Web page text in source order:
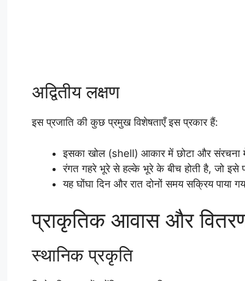
अद्वितीय लक्षण
इस प्रजाति की कुछ प्रमुख विशेषताएँ इस प्रकार हैं:
इसका खोल (shell) आकार में छोटा और संरचना में
रंगत गहरे भूरे से हल्के भूरे के बीच होती है, जो इसे
यह घोंघा दिन और रात दोनों समय सक्रिय
प्राकृतिक आवास और
स्थानिक प्रकृति